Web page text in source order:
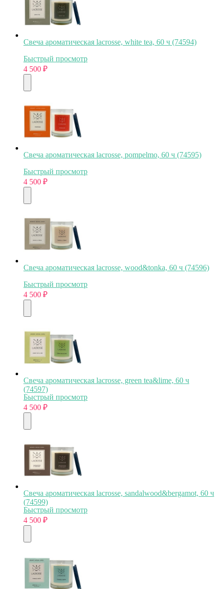
Свеча ароматическая lacrosse, white tea, 60 ч (74594)
Быстрый просмотр
4 500 ₽
Свеча ароматическая lacrosse, pompelmo, 60 ч (74595)
Быстрый просмотр
4 500 ₽
Свеча ароматическая lacrosse, wood&tonka, 60 ч (74596)
Быстрый просмотр
4 500 ₽
Свеча ароматическая lacrosse, green tea&lime, 60 ч
(74597)
Быстрый просмотр
4 500 ₽
Свеча ароматическая lacrosse, sandalwood&bergamot, 60 ч
(74599)
Быстрый просмотр
4 500 ₽